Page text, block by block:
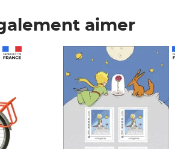
aimer
Prix 7,50€